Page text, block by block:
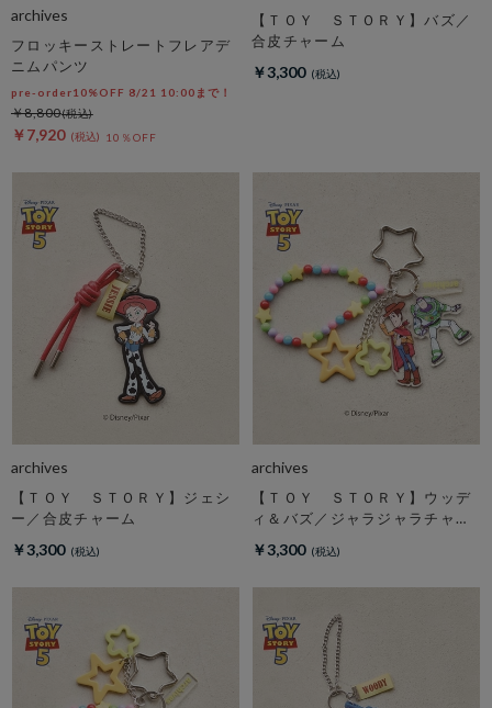
archives
フロッキーストレートフレアデ
ニムパンツ
pre-order10%OFF 8/21 10:00まで！
￥8,800
￥7,920 10％OFF
【ＴＯＹ ＳＴＯＲＹ】バズ／
合皮チャーム
￥3,300
archives
【ＴＯＹ ＳＴＯＲＹ】ジェシ
ー／合皮チャーム
￥3,300
archives
【ＴＯＹ ＳＴＯＲＹ】ウッデ
ィ＆バズ／ジャラジャラチャー
￥3,300